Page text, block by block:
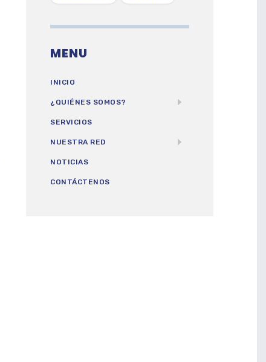
MENU
INICIO
¿QUIÉNES SOMOS?
SERVICIOS
NUESTRA RED
NOTICIAS
CONTÁCTENOS